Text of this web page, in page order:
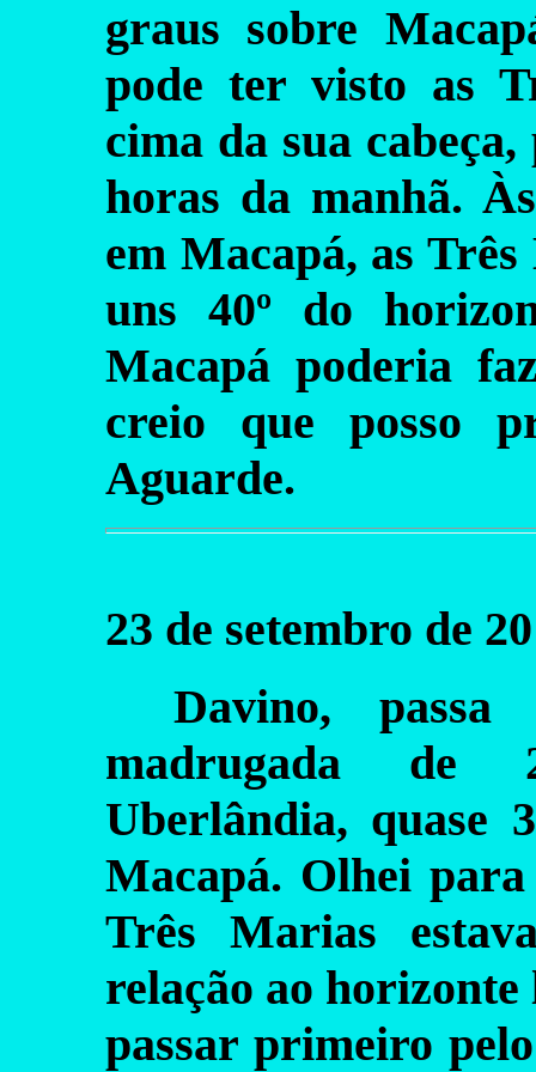
graus sobre
pode ter visto as
cima da sua
horas da manhã.
em Macapá, as
uns 40º do
Macapá poderia
creio que posso
Aguarde.
23 de setembro de
Davino,
madrugada de
Uberlândia, quase
Macapá. Olhei
Três Marias
relação ao horizonte
passar primeiro